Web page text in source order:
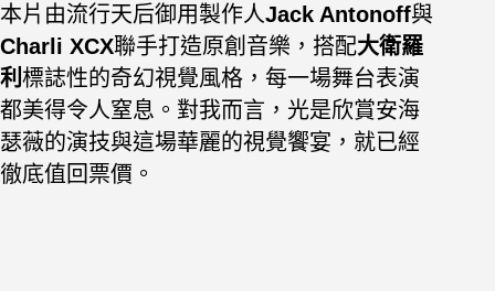
本片由流行天后御用製作人Jack Antonoff與
Charli XCX聯手打造原創音樂，搭配大衛羅
利 標誌性的奇幻視覺風格，每一場舞台表演
都美得令人窒息。對我而言，光是欣賞安海
瑟薇的演技與這場華麗的視覺饗宴，就已經
徹底值回票價。